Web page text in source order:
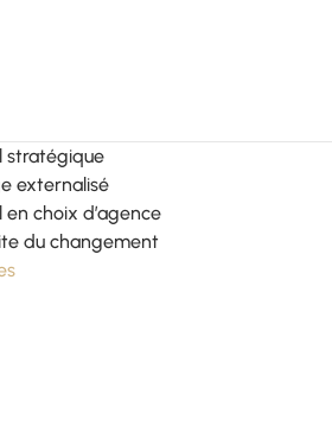
stratégique
externalisé
en choix d’agence
du changement